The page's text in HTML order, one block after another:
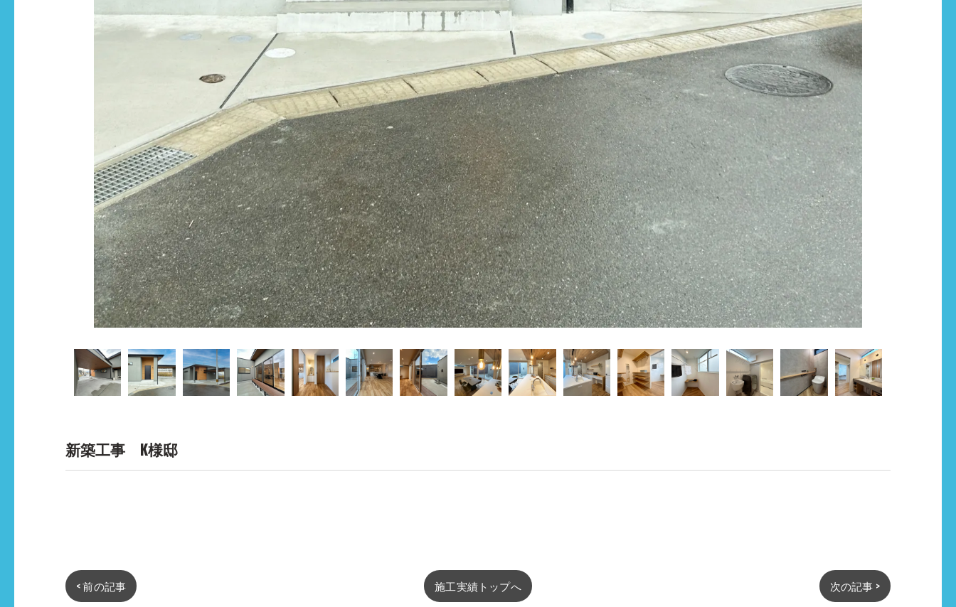
新築工事 K様邸
< 前の記事 施工実績トップへ 次の記事 >